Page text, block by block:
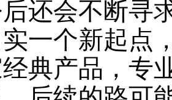
还会不断寻
一个新起点
典产品，专